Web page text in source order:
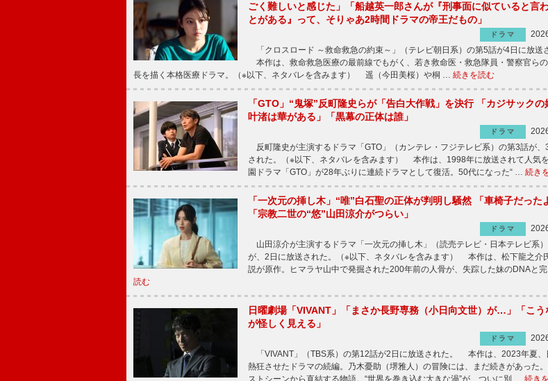
ごく難しいと感じた」「船越英一郎さんが『刑事面に似ていると言
とがある』って、そりゃあ2時間ドラマの帝王だもの」
ドラマ
「クロスロード ～救命救急の約束～」（テレビ朝日系）の第5話が4日に放送
本作は、救命救急医療の最前線でもがく、若き救命医・救急隊員・警察官ら
長を描く本格医療ドラマ。（※以下、ネタバレを含みます） 遥（今田美桜）や桐 … 続きを読む
「GTO」“鬼塚”反町隆史らが「告白大作戦」を決行 「カジサックの
叶渚は華がある」「黒幕の正体は誰」
ドラマ
反町隆史が主演するドラマ「GTO」（カンテレ・フジテレビ系）の第3話が、
された。（※以下、ネタバレを含みます） 本作は、1998年に放送されて人気
園ドラマ「GTO」が28年ぶりに連続ドラマとして復活。50代になった“ … 続き
「一次元の挿し木」“唯”白石聖の正体が判明し騒然 「車椅子だった
「宗教二世の“悠”山田涼介がつらい」
ドラマ
山田涼介が主演するドラマ「一次元の挿し木」（読売テレビ・日本テレビ系
が、2日に放送された。（※以下、ネタバレを含みます） 本作は、松下龍之介
説が原作。ヒマラヤ山中で発掘された200年前の人骨が、失踪した妹のDNAと
読む
日曜劇場「VIVANT」「まさか長野専務（小日向文世）が…」「こう
が怪しく見える」
ドラマ
「VIVANT」（TBS系）の第12話が2日に放送された。 本作は、2023年夏、
熱狂させたドラマの続編。乃木憂助（堺雅人）の冒険には、まだ続きがあった
ストシーンから直結する物語。“世界を巻き込む大きな渦”が、ついに別 … 続き